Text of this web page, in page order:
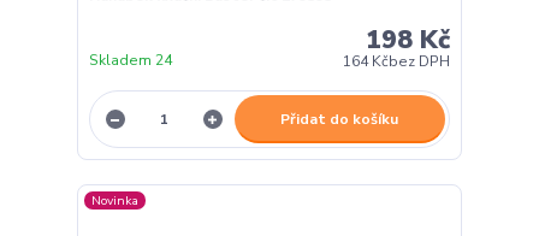
198 Kč
164 Kčbez DPH
Skladem 24
Přidat do košíku
Novinka